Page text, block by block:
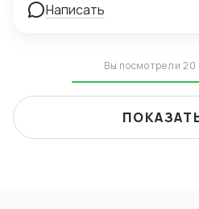
Написать
Вы посмотрели 20